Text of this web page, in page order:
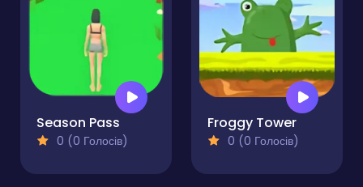
Season Pass
0 (0 Голосів)
Froggy Tower
0 (0 Голосів)